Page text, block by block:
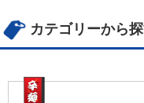
カテゴリーから